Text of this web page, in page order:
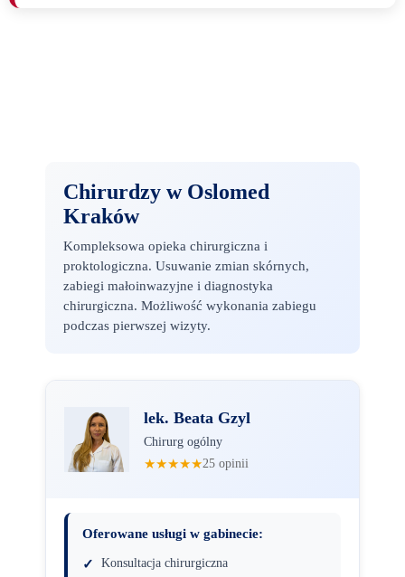
Chirurdzy w Oslomed
Kraków
Kompleksowa opieka chirurgiczna i
proktologiczna. Usuwanie zmian skórnych,
zabiegi małoinwazyjne i diagnostyka
chirurgiczna. Możliwość wykonania zabiegu
podczas pierwszej wizyty.
lek. Beata Gzyl
Chirurg ogólny
★★★★★25 opinii
Oferowane usługi w gabinecie:
Konsultacja chirurgiczna